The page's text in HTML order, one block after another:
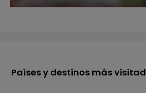
Países y destinos más